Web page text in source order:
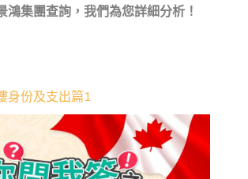
鴻集團查詢，我們為您詳細分析！
身份及支出篇1